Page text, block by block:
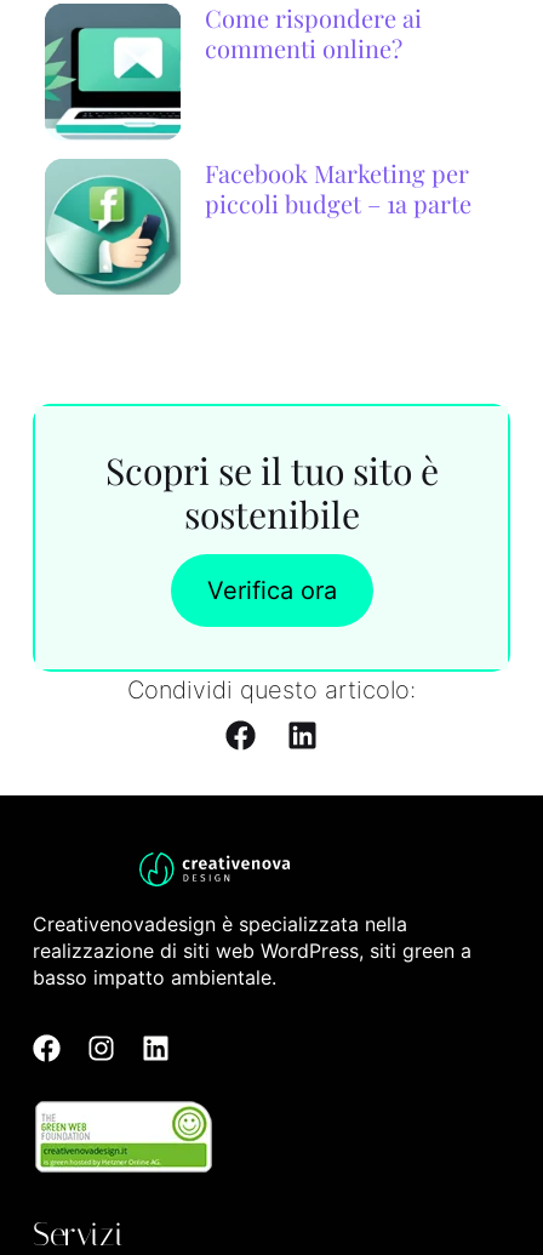
Come rispondere ai
commenti online?
Facebook Marketing per
piccoli budget – 1a parte
Scopri se il tuo sito è
sostenibile
Verifica ora
Condividi questo articolo:
Creativenovadesign è specializzata nella
realizzazione di siti web WordPress, siti green a
basso impatto ambientale.
Servizi